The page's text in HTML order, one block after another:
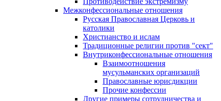
Межконфессиональные отношения
Русская Православная Церковь и
католики
Христианство и ислам
Традиционные религии против "сект"
Внутриконфессиональные отношения
Взаимоотношения
мусульманских организаций
Православные юрисдикции
Прочие конфессии
Другие примеры сотрудничества и